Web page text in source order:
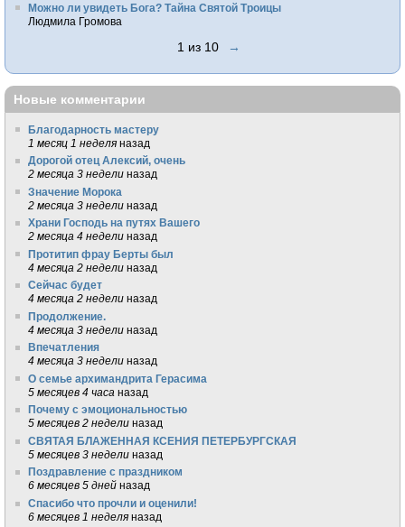
Можно ли увидеть Бога? Тайна Святой Троицы
Людмила Громова
1 из 10 →
Новые комментарии
Благодарность мастеру
1 месяц 1 неделя назад
Дорогой отец Алексий, очень
2 месяца 3 недели назад
Значение Морока
2 месяца 3 недели назад
Храни Господь на путях Вашего
2 месяца 4 недели назад
Протитип фрау Берты был
4 месяца 2 недели назад
Сейчас будет
4 месяца 2 недели назад
Продолжение.
4 месяца 3 недели назад
Впечатления
4 месяца 3 недели назад
О семье архимандрита Герасима
5 месяцев 4 часа назад
Почему с эмоциональностью
5 месяцев 2 недели назад
СВЯТАЯ БЛАЖЕННАЯ КСЕНИЯ ПЕТЕРБУРГСКАЯ
5 месяцев 3 недели назад
Поздравление с праздником
6 месяцев 5 дней назад
Спасибо что прочли и оценили!
6 месяцев 1 неделя назад